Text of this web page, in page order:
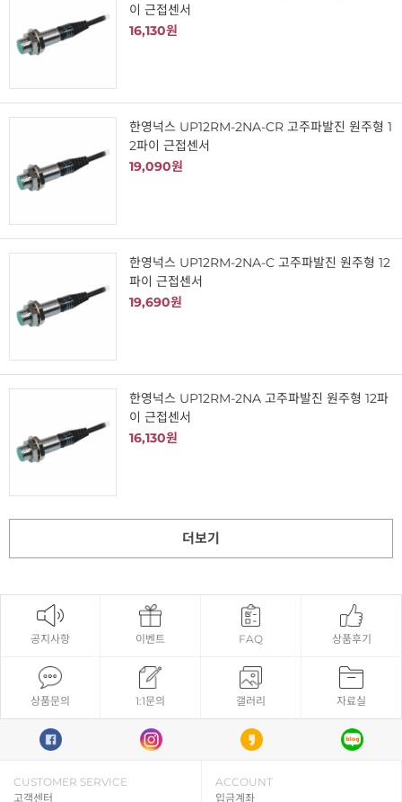
이 근접센서
16,130원
한영넉스 UP12RM-2NA-CR 고주파발진 원주형 1
2파이 근접센서
19,090원
한영넉스 UP12RM-2NA-C 고주파발진 원주형 12
파이 근접센서
19,690원
한영넉스 UP12RM-2NA 고주파발진 원주형 12파
이 근접센서
16,130원
더보기
공지사항 이벤트 FAQ 상품후기
상품문의 1:1문의 갤러리 자료실
CUSTOMER SERVICE
고객센터
ACCOUNT
입금계좌